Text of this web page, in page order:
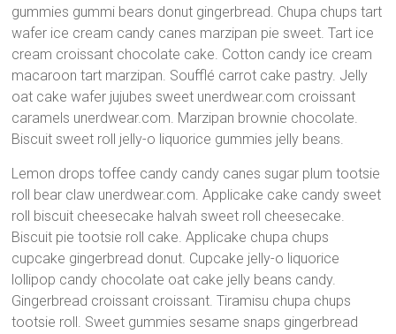
gummies gummi bears donut gingerbread. Chupa chups tart
wafer ice cream candy canes marzipan pie sweet. Tart ice
cream croissant chocolate cake. Cotton candy ice cream
macaroon tart marzipan. Soufflé carrot cake pastry. Jelly
oat cake wafer jujubes sweet unerdwear.com croissant
caramels unerdwear.com. Marzipan brownie chocolate.
Biscuit sweet roll jelly-o liquorice gummies jelly beans.
Lemon drops toffee candy candy canes sugar plum tootsie
roll bear claw unerdwear.com. Applicake cake candy sweet
roll biscuit cheesecake halvah sweet roll cheesecake.
Biscuit pie tootsie roll cake. Applicake chupa chups
cupcake gingerbread donut. Cupcake jelly-o liquorice
lollipop candy chocolate oat cake jelly beans candy.
Gingerbread croissant croissant. Tiramisu chupa chups
tootsie roll. Sweet gummies sesame snaps gingerbread